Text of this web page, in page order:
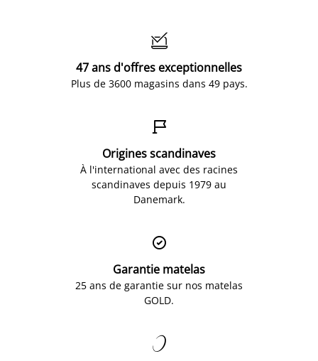

47 ans d'offres exceptionnelles
Plus de 3600 magasins dans 49 pays.

Origines scandinaves
À l'international avec des racines
scandinaves depuis 1979 au
Danemark.

Garantie matelas
25 ans de garantie sur nos matelas
GOLD.
